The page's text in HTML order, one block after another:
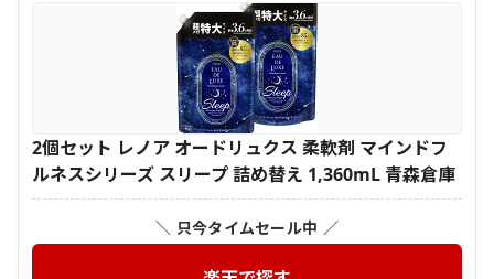
2個セット レノア オードリュクス 柔軟剤 マインドフ
ルネスシリーズ スリープ 詰め替え 1,360mL 青森倉庫
＼ 只今タイムセール中 ／